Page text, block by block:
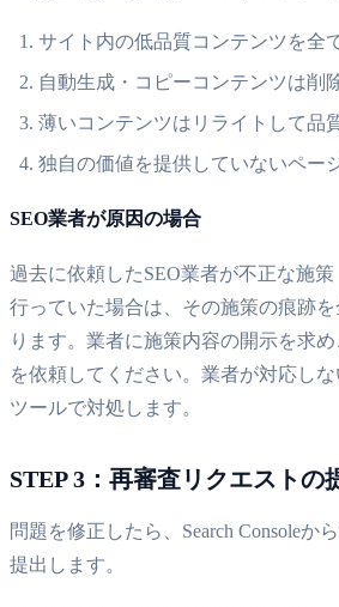
サイト内の低品質コンテンツを全
自動生成・コピーコンテンツは削
薄いコンテンツはリライトして品
独自の価値を提供していないペー
SEO業者が原因の場合
過去に依頼したSEO業者が不正な施
行っていた場合は、その施策の痕跡
ります。業者に施策内容の開示を求
を依頼してください。業者が対応し
ツールで対処します。
STEP 3：再審査リクエストの
問題を修正したら、Search Consoleか
提出します。